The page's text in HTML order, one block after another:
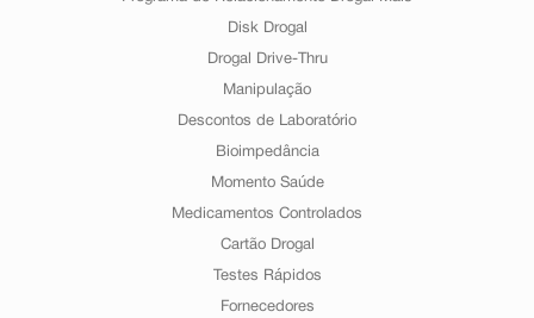
Disk Drogal
Drogal Drive-Thru
Manipulação
Descontos de Laboratório
Bioimpedância
Momento Saúde
Medicamentos Controlados
Cartão Drogal
Testes Rápidos
Fornecedores